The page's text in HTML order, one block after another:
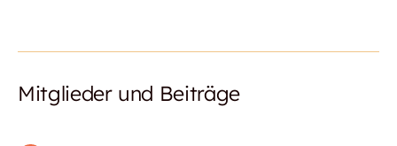
Mitglieder und Beiträge